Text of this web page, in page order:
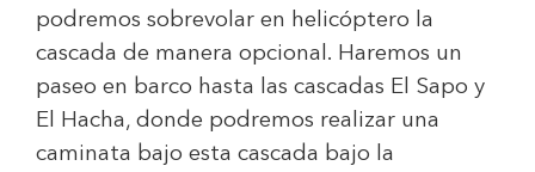
podremos sobrevolar en helicóptero la
cascada de manera opcional. Haremos un
paseo en barco hasta las cascadas El Sapo y
El Hacha, donde podremos realizar una
caminata bajo esta cascada bajo la